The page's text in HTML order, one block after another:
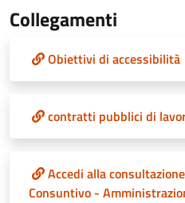
Collegamenti
Obiettivi di accessibilità
contratti pubblici di
Accedi alla
Consuntivo -